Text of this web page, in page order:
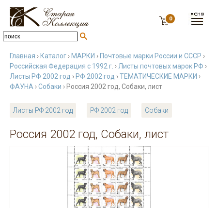
0
Главная › Каталог › МАРКИ › Почтовые марки России и СССР ›
Российская Федерация с 1992 г. › Листы почтовых марок РФ ›
Листы РФ 2002 год › РФ 2002 год ›ТЕМАТИЧЕСКИЕ МАРКИ ›
ФАУНА ›Собаки › Россия 2002 год, Собаки, лист
Листы РФ 2002 год РФ 2002 год Собаки
Россия 2002 год, Собаки, лист